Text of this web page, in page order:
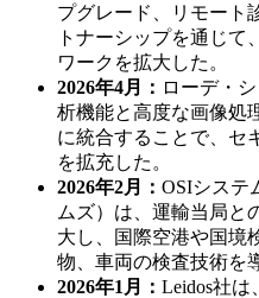
プグレード、リモート
トナーシップを通じて
ワークを拡大した。
2026年4月： ローデ・
析機能と高度な画像処
に統合することで、セ
を拡充した。
2026年2月： OSIシステ
ムズ）は、運輸当局と
大し、国際空港や国境
物、車両の検査技術を
2026年1月： Leidos社は